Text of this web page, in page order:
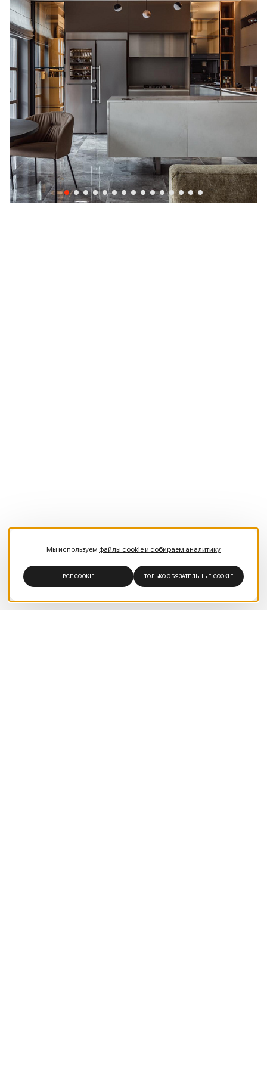
Мы используем файлы cookie и собираем аналитику
ВСЕ COOKIE ТОЛЬКО ОБЯЗАТЕЛЬНЫЕ COOKIE